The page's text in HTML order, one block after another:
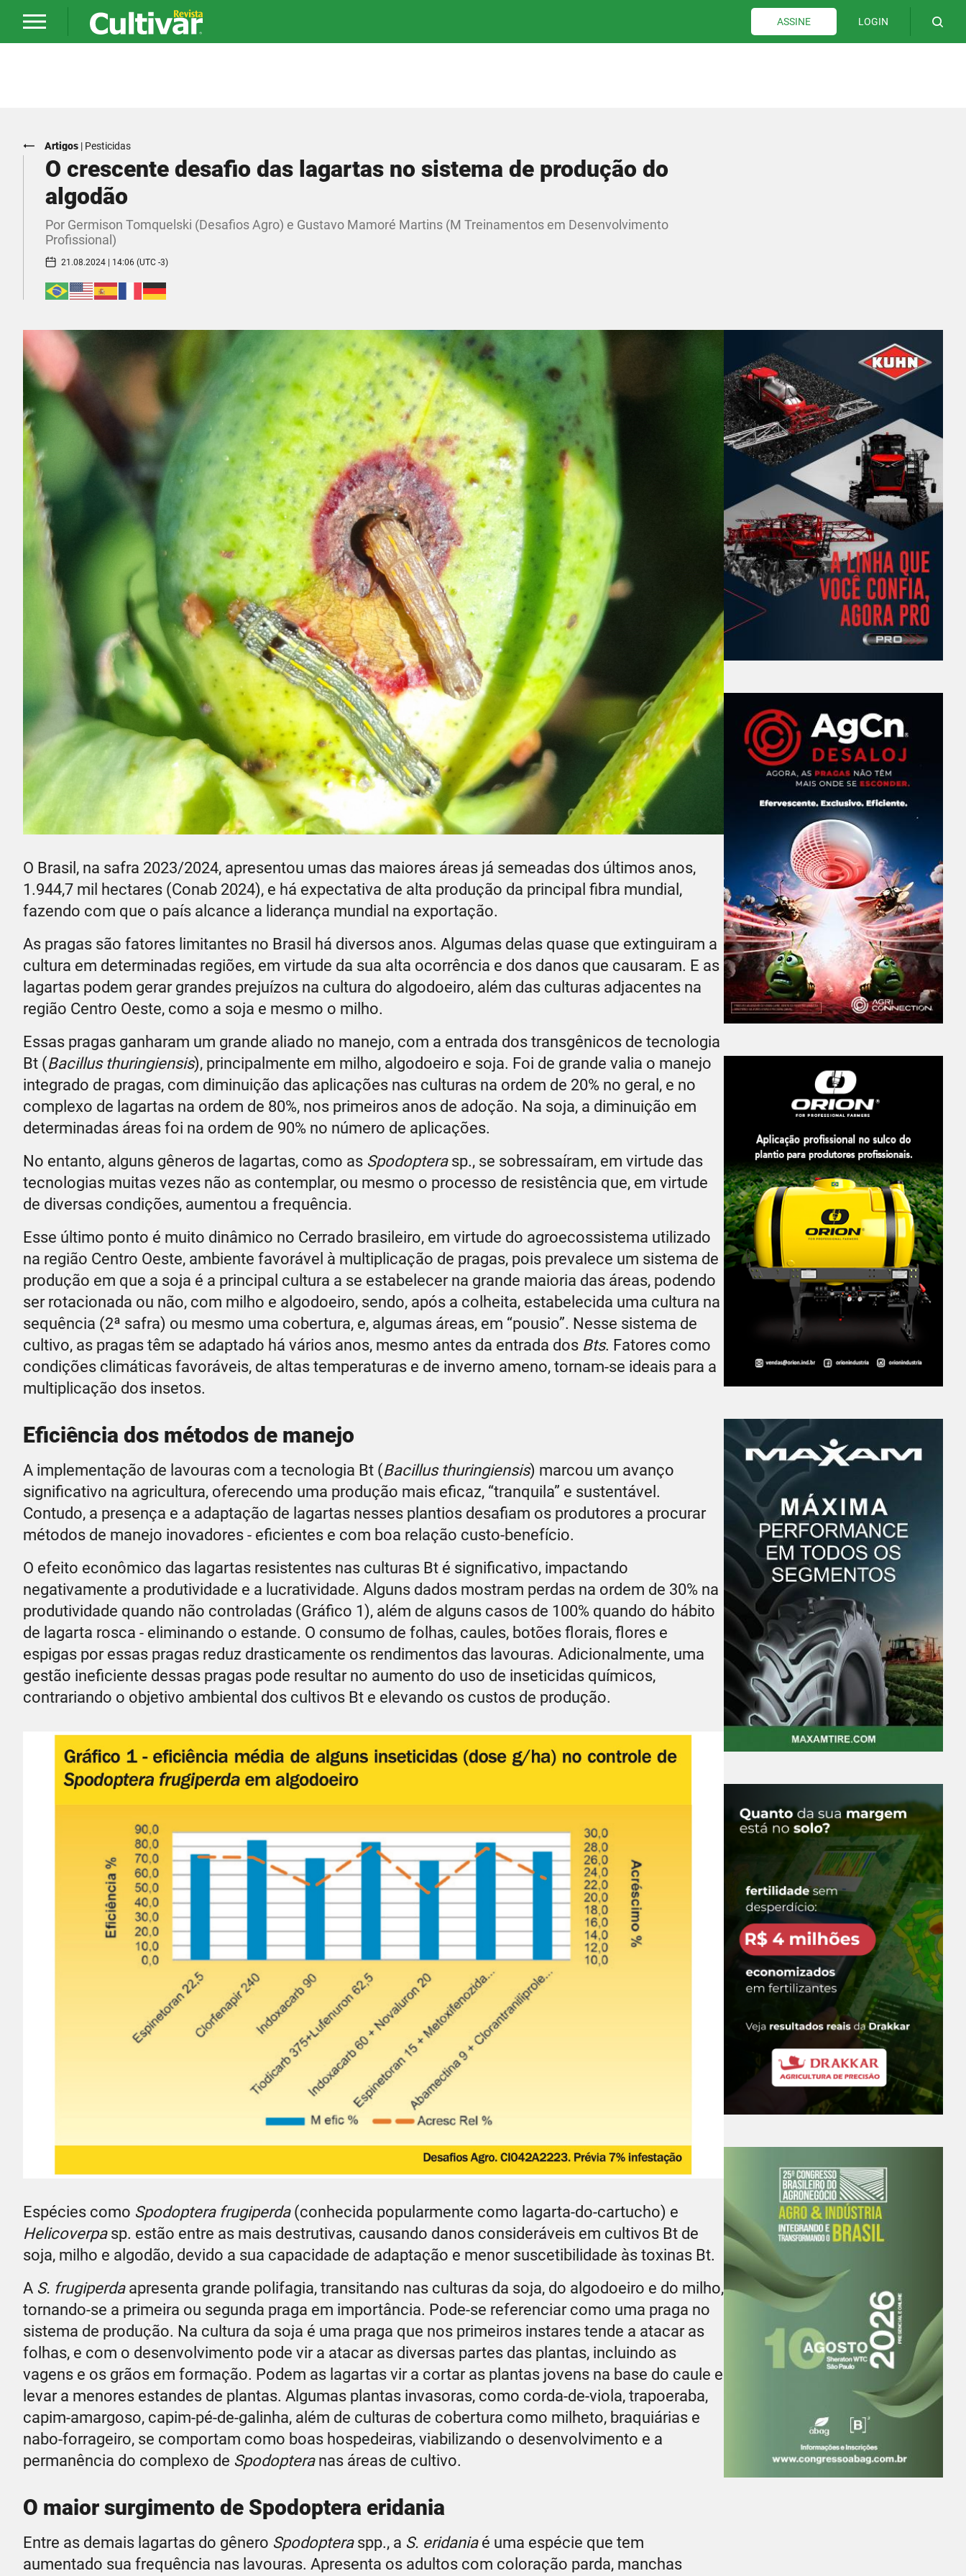
ASSINE LOGIN
Artigos | Pesticidas
O crescente desafio das lagartas no sistema de produção do
algodão
Por Germison Tomquelski (Desafios Agro) e Gustavo Mamoré Martins (M Treinamentos em Desenvolvimento
Profissional)
21.08.2024 | 14:06 (UTC -3)
O Brasil, na safra 2023/2024, apresentou umas das maiores áreas já semeadas dos últimos anos,
1.944,7 mil hectares (Conab 2024), e há expectativa de alta produção da principal fibra mundial,
fazendo com que o país alcance a liderança mundial na exportação.
As pragas são fatores limitantes no Brasil há diversos anos. Algumas delas quase que extinguiram a
cultura em determinadas regiões, em virtude da sua alta ocorrência e dos danos que causaram. E as
lagartas podem gerar grandes prejuízos na cultura do algodoeiro, além das culturas adjacentes na
região Centro Oeste, como a soja e mesmo o milho.
Essas pragas ganharam um grande aliado no manejo, com a entrada dos transgênicos de tecnologia
Bt (Bacillus thuringiensis), principalmente em milho, algodoeiro e soja. Foi de grande valia o manejo
integrado de pragas, com diminuição das aplicações nas culturas na ordem de 20% no geral, e no
complexo de lagartas na ordem de 80%, nos primeiros anos de adoção. Na soja, a diminuição em
determinadas áreas foi na ordem de 90% no número de aplicações.
No entanto, alguns gêneros de lagartas, como as Spodopterasp., se sobressaíram, em virtude das
tecnologias muitas vezes não as contemplar, ou mesmo o processo de resistência que, em virtude
de diversas condições, aumentou a frequência.
Esse último ponto é muito dinâmico no Cerrado brasileiro, em virtude do agroecossistema utilizado
na região Centro Oeste, ambiente favorável à multiplicação de pragas, pois prevalece um sistema de
produção em que a soja é a principal cultura a se estabelecer na grande maioria das áreas, podendo
ser rotacionada ou não, com milho e algodoeiro, sendo, após a colheita, estabelecida uma cultura na
sequência (2ª safra) ou mesmo uma cobertura, e, algumas áreas, em “pousio”. Nesse sistema de
cultivo, as pragas têm se adaptado há vários anos, mesmo antes da entrada dos Bts. Fatores como
condições climáticas favoráveis, de altas temperaturas e de inverno ameno, tornam-se ideais para a
multiplicação dos insetos.
Eficiência dos métodos de manejo
A implementação de lavouras com a tecnologia Bt (Bacillus thuringiensis) marcou um avanço
significativo na agricultura, oferecendo uma produção mais eficaz, “tranquila” e sustentável.
Contudo, a presença e a adaptação de lagartas nesses plantios desafiam os produtores a procurar
métodos de manejo inovadores - eficientes e com boa relação custo-benefício.
O efeito econômico das lagartas resistentes nas culturas Bt é significativo, impactando
negativamente a produtividade e a lucratividade. Alguns dados mostram perdas na ordem de 30% na
produtividade quando não controladas (Gráfico 1), além de alguns casos de 100% quando do hábito
de lagarta rosca - eliminando o estande. O consumo de folhas, caules, botões florais, flores e
espigas por essas pragas reduz drasticamente os rendimentos das lavouras. Adicionalmente, uma
gestão ineficiente dessas pragas pode resultar no aumento do uso de inseticidas químicos,
contrariando o objetivo ambiental dos cultivos Bt e elevando os custos de produção.
Espécies como Spodoptera frugiperda(conhecida popularmente como lagarta-do-cartucho) e
Helicoverpasp. estão entre as mais destrutivas, causando danos consideráveis em cultivos Bt de
soja, milho e algodão, devido a sua capacidade de adaptação e menor suscetibilidade às toxinas Bt.
A S. frugiperdaapresenta grande polifagia, transitando nas culturas da soja, do algodoeiro e do milho,
tornando-se a primeira ou segunda praga em importância. Pode-se referenciar como uma praga no
sistema de produção. Na cultura da soja é uma praga que nos primeiros instares tende a atacar as
folhas, e com o desenvolvimento pode vir a atacar as diversas partes das plantas, incluindo as
vagens e os grãos em formação. Podem as lagartas vir a cortar as plantas jovens na base do caule e
levar a menores estandes de plantas. Algumas plantas invasoras, como corda-de-viola, trapoeraba,
capim-amargoso, capim-pé-de-galinha, além de culturas de cobertura como milheto, braquiárias e
nabo-forrageiro, se comportam como boas hospedeiras, viabilizando o desenvolvimento e a
permanência do complexo de Spodopteranas áreas de cultivo.
O maior surgimento de Spodoptera eridania
Entre as demais lagartas do gênero Spodopteraspp., a S. eridaniaé uma espécie que tem
aumentado sua frequência nas lavouras. Apresenta os adultos com coloração parda, manchas